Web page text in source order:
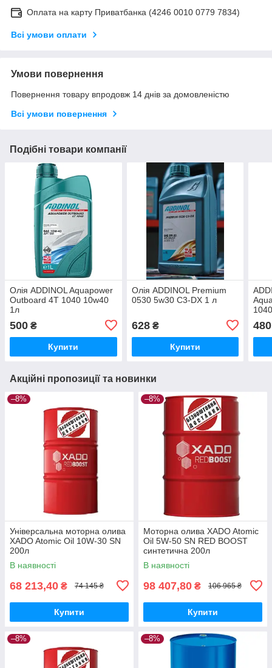
Оплата на карту Приватбанка (4246 0010 0779 7834)
Всі умови оплати
Умови повернення
Повернення товару впродовж 14 днів за домовленістю
Всі умови повернення
Подібні товари компанії
Олія ADDINOL Aquapower
Outboard 4T 1040 10w40
1л
500 ₴
Купити
Олія ADDINOL Premium
0530 5w30 C3-DX 1 л
628₴
Купити
480
Акційні пропозиції та новинки
–8%
Універсальна моторна олива
XADO Atomic Oil 10W-30 SN
200л
В наявності
68 213,40 ₴ 74 145 ₴
Купити
–8%
Моторна олива XADO Atomic
Oil 5W-50 SN RED BOOST
синтетична 200л
В наявності
98 407,80 ₴ 106 965 ₴
Купити
–8% –8%